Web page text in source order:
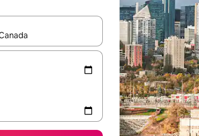
utilisez les flèches vers le haut et vers le bas